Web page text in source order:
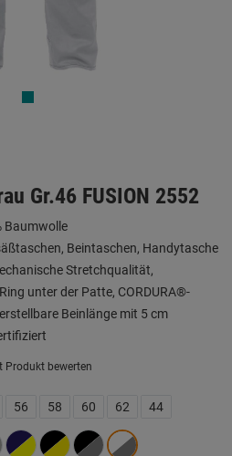
Gr.46 FUSION 2552
Baumwolle
Beintaschen, Handytasche
Stretchqualität,
unter der Patte, CORDURA®-
Beinlänge mit 5 cm
Produkt bewerten
56 58 60 62 44